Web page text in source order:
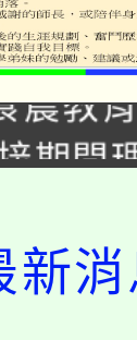
活教
期間
115
教師
融保
新